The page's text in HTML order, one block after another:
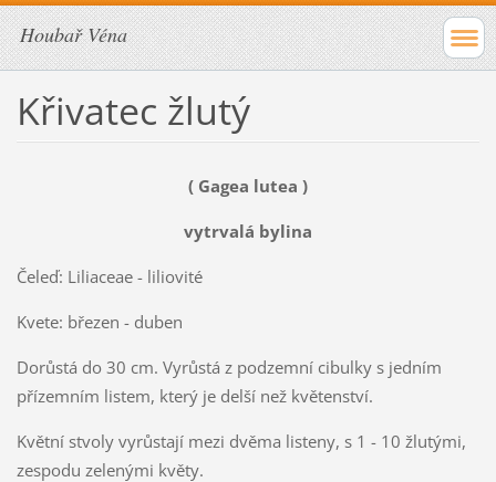
Houbař Véna
Křivatec žlutý
( Gagea lutea )
vytrvalá bylina
Čeleď: Liliaceae - liliovité
Kvete: březen - duben
Dorůstá do 30 cm. Vyrůstá z podzemní cibulky s jedním
přízemním listem, který je delší než květenství.
Květní stvoly vyrůstají mezi dvěma listeny, s 1 - 10 žlutými,
zespodu zelenými květy.